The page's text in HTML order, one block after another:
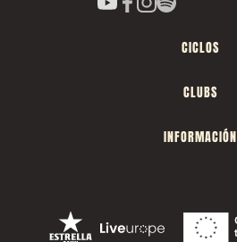
CICLOS
CLUBS
INFORMACIÓN